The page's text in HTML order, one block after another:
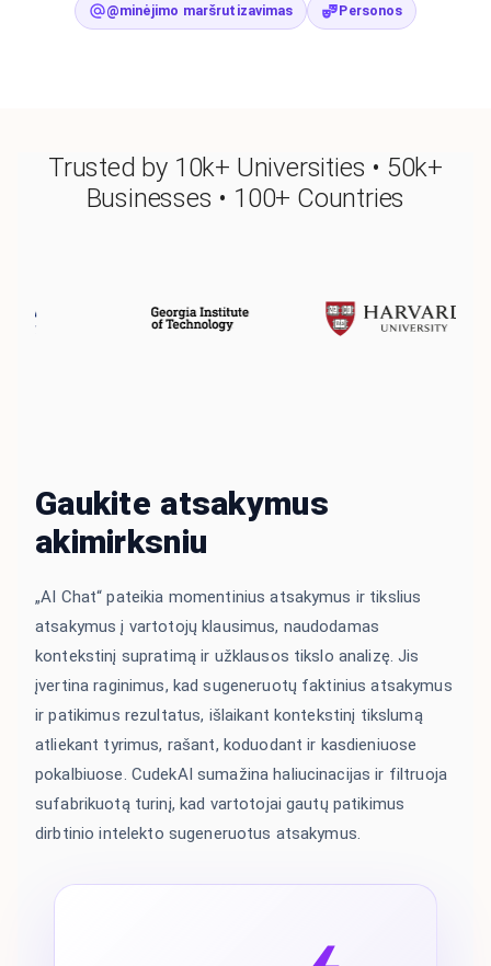
@minėjimo maršrutizavimas Personos
Trusted by 10k+ Universities • 50k+
Businesses • 100+ Countries
Gaukite atsakymus
akimirksniu
„AI Chat“ pateikia momentinius atsakymus ir tikslius
atsakymus į vartotojų klausimus, naudodamas
kontekstinį supratimą ir užklausos tikslo analizę. Jis
įvertina raginimus, kad sugeneruotų faktinius atsakymus
ir patikimus rezultatus, išlaikant kontekstinį tikslumą
atliekant tyrimus, rašant, koduodant ir kasdieniuose
pokalbiuose. CudekAI sumažina haliucinacijas ir filtruoja
sufabrikuotą turinį, kad vartotojai gautų patikimus
dirbtinio intelekto sugeneruotus atsakymus.